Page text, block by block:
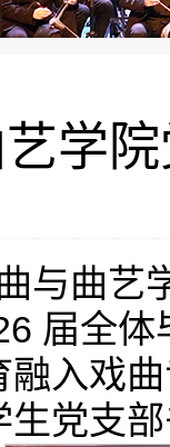
学
与曲艺
届全
融入戏
生党支